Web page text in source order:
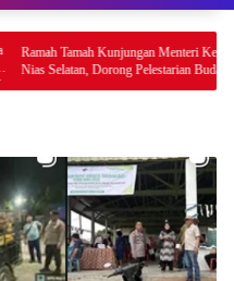
Menteri Kebudayaan di
Pelestarian Budaya hingga